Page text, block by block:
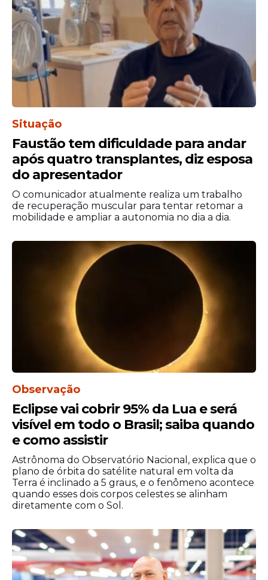
com aparente tranquilidade e disse aos
seguidores que estava com “preocupação
nenhuma”.
Três horas após o crime, o cantor
compartilhou o desfecho nas redes sociais
e comentou com ironia sobre a rapidez na
resolução.
“Ainda demorou. Nós é querido e conhece
muita gente”, disse Poze, em vídeo
publicado para seus seguidores.
Situação
Faustão tem dificuldade para andar
após quatro transplantes, diz esposa
do apresentador
O comunicador atualmente realiza um trabalho
de recuperação muscular para tentar retomar a
mobilidade e ampliar a autonomia no dia a dia.
Observação
Eclipse vai cobrir 95% da Lua e será
visível em todo o Brasil; saiba quando
e como assistir
Astrônoma do Observatório Nacional, explica que o
plano de órbita do satélite natural em volta da
Terra é inclinado a 5 graus, e o fenômeno acontece
quando esses dois corpos celestes se alinham
diretamente com o Sol.